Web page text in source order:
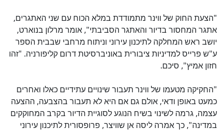
"הצעת החוק של ווינר מתמודדת במלא הכוח עם שני האתגרים,
אתגר המחסור בדיור והאתגר הסביבתי", אומר מרלון בנוארט,
יושב ראש המחלקה לתיכנון עירוני וניתוח מרחבי שבבית הספר
ע"ש פרייס למדיניות ציבורית באוניברסיטת דרום קליפורניה. "זהו
חזון אמיץ", סיכם.
"החקיקה מטעמו של ווינר תעבור שינויים עתידיים כאלו ואחרים
כמעט באופן ודאי, אולם גם אם היא לא תעבור בהצבעה, ההצעה
עצמה, גרמה לשינוי בשיח הנוגע לסוגיית הדיור בקרב המחוקקים
במדינה", כך אמרה ליסה אן שוויצר, פרופסורית לתיכנון עירוני